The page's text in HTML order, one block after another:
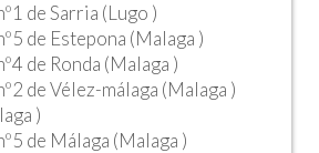
de Sarria (Lugo )
de Estepona (Malaga )
de Ronda (Malaga )
de Vélez-málaga (Malaga )
)
de Málaga (Malaga )